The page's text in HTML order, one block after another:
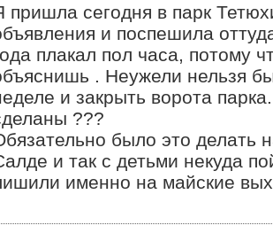
пришла сегодня в парк
и поспешила
плакал пол часа, потому
. Неужели нельзя
и закрыть ворота
???
было это делать
и так с детьми некуда
именно на майские